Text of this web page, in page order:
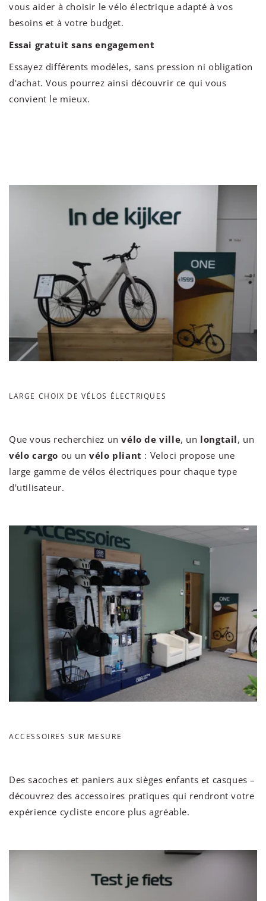
vous aider à choisir le vélo électrique adapté à vos
besoins et à votre budget.
Essai gratuit sans engagement
Essayez différents modèles, sans pression ni obligation
d'achat. Vous pourrez ainsi découvrir ce qui vous
convient le mieux.
LARGE CHOIX DE VÉLOS ÉLECTRIQUES
Que vous recherchiez unvélo de ville, un longtail, un
vélo cargo ou unvélo pliant : Veloci propose une
large gamme de vélos électriques pour chaque type
d'utilisateur.
ACCESSOIRES SUR MESURE
Des sacoches et paniers aux sièges enfants et casques –
découvrez des accessoires pratiques qui rendront votre
expérience cycliste encore plus agréable.